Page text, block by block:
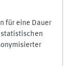
für eine Dauer
statistischen